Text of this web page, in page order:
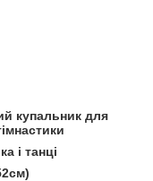
купальник для
і танці